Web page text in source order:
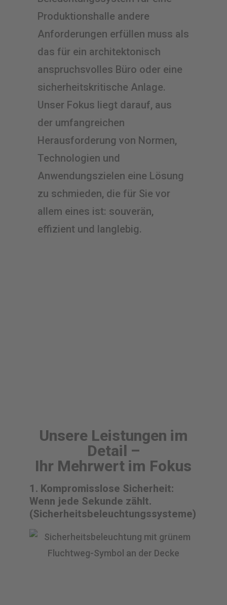
Produktionshalle andere
Anforderungen erfüllen muss als
das für ein architektonisch
anspruchsvolles Büro oder eine
sicherheitskritische Anlage.
Unser Fokus liegt darauf, aus
der umfangreichen
Herausforderung von Normen,
Technologien und
Anwendungszielen eine Lösung
zu schmieden, die für Sie vor
allem eines ist: souverän,
effizient und langlebig.
Unsere Leistungen im
Detail –
Ihr Mehrwert im Fokus
1. Kompromisslose Sicherheit:
Wenn jede Sekunde zählt.
(Sicherheitsbeleuchtungssysteme)